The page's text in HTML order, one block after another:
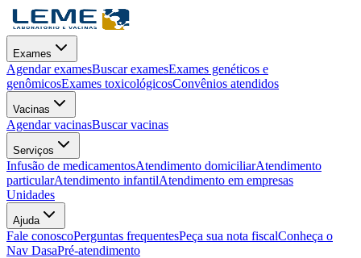
Exames
Agendar examesBuscar examesExames genéticos e
genômicosExames toxicológicosConvênios atendidos
Vacinas
Agendar vacinasBuscar vacinas
Serviços
Infusão de medicamentosAtendimento domiciliarAtendimento
particularAtendimento infantilAtendimento em empresas
Unidades
Ajuda
Fale conoscoPerguntas frequentesPeça sua nota fiscalConheça o
Nav DasaPré-atendimento